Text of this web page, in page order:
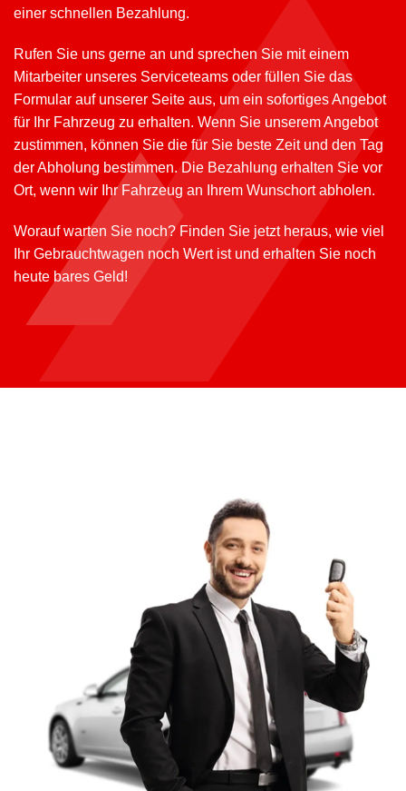
einer schnellen Bezahlung.
Rufen Sie uns gerne an und sprechen Sie mit einem
Mitarbeiter unseres Serviceteams oder füllen Sie das
Formular auf unserer Seite aus, um ein sofortiges Angebot
für Ihr Fahrzeug zu erhalten. Wenn Sie unserem Angebot
zustimmen, können Sie die für Sie beste Zeit und den Tag
der Abholung bestimmen. Die Bezahlung erhalten Sie vor
Ort, wenn wir Ihr Fahrzeug an Ihrem Wunschort abholen.
Worauf warten Sie noch? Finden Sie jetzt heraus, wie viel
Ihr Gebrauchtwagen noch Wert ist und erhalten Sie noch
heute bares Geld!